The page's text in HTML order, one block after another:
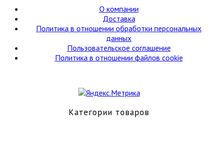
О компании
Доставка
Политика в отношении обработки персональных
данных
Пользовательское соглашение
Политика в отношении файлов cookie
Категории товаров